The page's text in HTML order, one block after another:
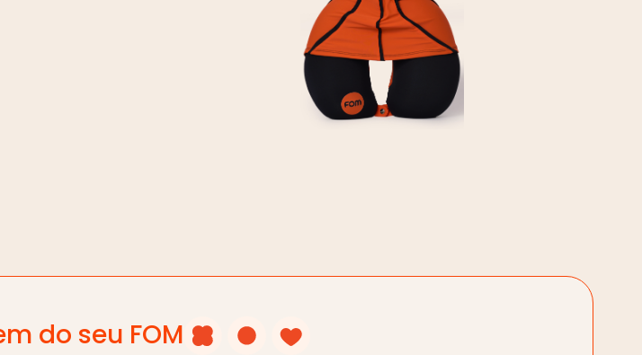
do seu FOM